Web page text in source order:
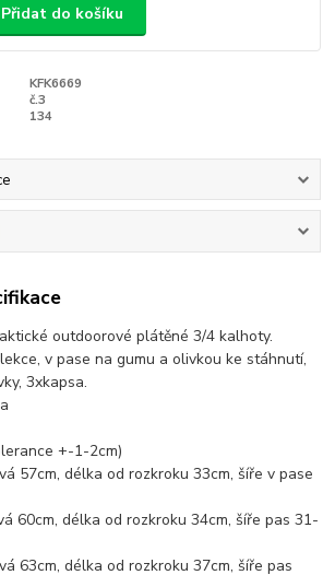
Přidat do košíku
KFK6669
č.3
134
outdoorové plátěné 3/4 kalhoty.
v pase na gumu a olivkou ke stáhnutí,
3xkapsa.
+-1-2cm)
57cm, délka od rozkroku 33cm, šíře v pase
60cm, délka od rozkroku 34cm, šíře pas 31-
63cm, délka od rozkroku 37cm, šíře pas